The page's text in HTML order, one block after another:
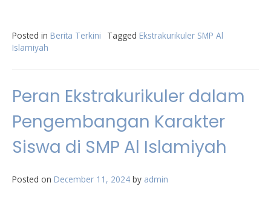
Posted in Berita Terkini Tagged Ekstrakurikuler SMP Al
Islamiyah
Peran Ekstrakurikuler dalam
Pengembangan Karakter
Siswa di SMP Al Islamiyah
Posted on December 11, 2024 by admin